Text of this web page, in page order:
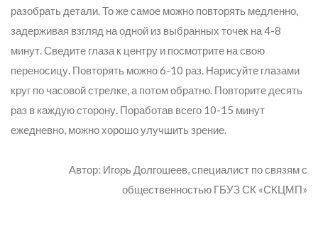
разобрать детали. То же самое можно повторять медленно,
задерживая взгляд на одной из выбранных точек на 4-8
минут. Сведите глаза к центру и посмотрите на свою
переносицу. Повторять можно 6-10 раз. Нарисуйте глазами
круг по часовой стрелке, а потом обратно. Повторите десять
раз в каждую сторону. Поработав всего 10-15 минут
ежедневно, можно хорошо улучшить зрение.
Автор: Игорь Долгошеев, специалист по связям с
общественностью ГБУЗ СК «СКЦМП»